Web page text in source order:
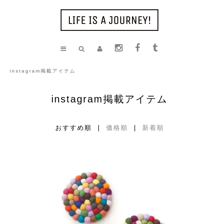
instagram掲載アイテム
instagram掲載アイテム
おすすめ順 | 価格順 新着順